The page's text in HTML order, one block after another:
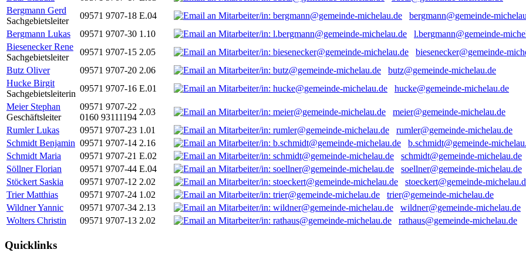
Bergmann Gerd
Sachgebietsleiter
09571 9707-18 E.04
bergmann@gemeinde-
Bergmann Lukas
09571 9707-30 1.10
l.bergmann@gemeinde-
Biesenecker Rene
Sachgebietsleiter
09571 9707-15 2.05
biesenecker@gemeinde-
Butz Oliver
09571 9707-20 2.06
butz@gemeinde-michelau.de
Hucke Birgit
Sachgebietsleiterin
09571 9707-16 E.01
hucke@gemeinde-michelau.de
Meier Stephan
Geschäftsleiter
09571 9707-22
0160 93111194
2.03
meier@gemeinde-michelau.de
Rumler Lukas
09571 9707-23 1.01
rumler@gemeinde-michelau.de
Schmidt Benjamin 09571 9707-14 2.16
b.schmidt@gemeinde-
Schmidt Maria
09571 9707-21 E.02
schmidt@gemeinde-michelau.de
Söllner Florian
09571 9707-44 E.04
soellner@gemeinde-michelau.de
Stöckert Saskia
09571 9707-12 2.02
stoeckert@gemeinde-
Trier Matthias
09571 9707-24 1.02
trier@gemeinde-michelau.de
Wildner Yannic
09571 9707-34 2.13
wildner@gemeinde-michelau.de
Wolters Christin
09571 9707-13 2.02 rathaus@gemeinde-michelau.de
Quicklinks